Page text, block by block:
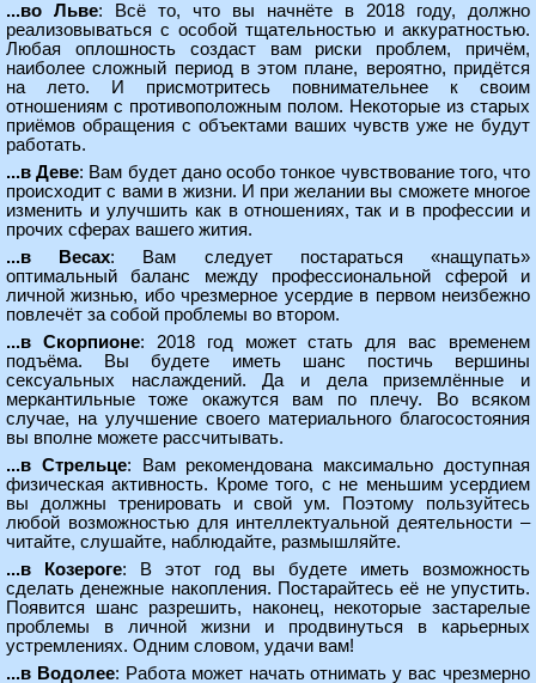
...во Льве: Всё то, что вы начнёте в 2018 году, должно
реализовываться с особой тщательностью и аккуратностью.
Любая оплошность создаст вам риски проблем, причём,
наиболее сложный период в этом плане, вероятно, придётся
на лето. И присмотритесь повнимательнее к своим
отношениям с противоположным полом. Некоторые из старых
приёмов обращения с объектами ваших чувств уже не будут
работать.
...в Деве: Вам будет дано особо тонкое чувствование того, что
происходит с вами в жизни. И при желании вы сможете многое
изменить и улучшить как в отношениях, так и в профессии и
прочих сферах вашего жития.
...в Весах: Вам следует постараться «нащупать»
оптимальный баланс между профессиональной сферой и
личной жизнью, ибо чрезмерное усердие в первом неизбежно
повлечёт за собой проблемы во втором.
...в Скорпионе: 2018 год может стать для вас временем
подъёма. Вы будете иметь шанс постичь вершины
сексуальных наслаждений. Да и дела приземлённые и
меркантильные тоже окажутся вам по плечу. Во всяком
случае, на улучшение своего материального благосостояния
вы вполне можете рассчитывать.
...в Стрельце: Вам рекомендована максимально доступная
физическая активность. Кроме того, с не меньшим усердием
вы должны тренировать и свой ум. Поэтому пользуйтесь
любой возможностью для интеллектуальной деятельности –
читайте, слушайте, наблюдайте, размышляйте.
...в Козероге: В этот год вы будете иметь возможность
сделать денежные накопления. Постарайтесь её не упустить.
Появится шанс разрешить, наконец, некоторые застарелые
проблемы в личной жизни и продвинуться в карьерных
устремлениях. Одним словом, удачи вам!
...в Водолее: Работа может начать отнимать у вас чрезмерно